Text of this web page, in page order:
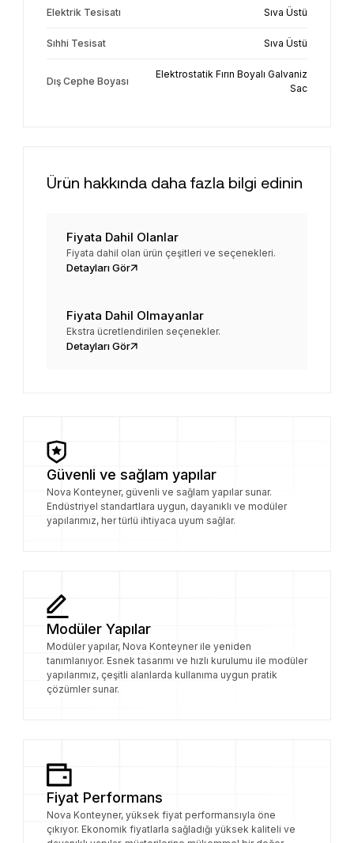
Elektrik Tesisatı Sıva Üstü
Sıhhi Tesisat Sıva Üstü
Dış Cephe Boyası
Elektrostatik Fırın Boyalı Galvaniz
Sac
Ürün hakkında daha fazla bilgi edinin
Fiyata Dahil Olanlar
Fiyata dahil olan ürün çeşitleri ve seçenekleri.
Detayları Gör
Fiyata Dahil Olmayanlar
Ekstra ücretlendirilen seçenekler.
Detayları Gör
Güvenli ve sağlam yapılar
Nova Konteyner, güvenli ve sağlam yapılar sunar.
Endüstriyel standartlara uygun, dayanıklı ve modüler
yapılarımız, her türlü ihtiyaca uyum sağlar.
Modüler Yapılar
Modüler yapılar, Nova Konteyner ile yeniden
tanımlanıyor. Esnek tasarımı ve hızlı kurulumu ile modüler
yapılarımız, çeşitli alanlarda kullanıma uygun pratik
çözümler sunar.
Fiyat Performans
Nova Konteyner, yüksek fiyat performansıyla öne
çıkıyor. Ekonomik fiyatlarla sağladığı yüksek kaliteli ve